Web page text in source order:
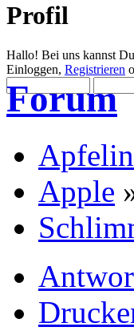
Profil
Hallo! Bei uns kannst
Einloggen, Registrieren
Forum
Apple